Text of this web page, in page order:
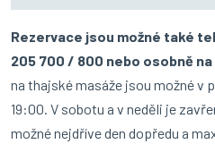
Rezervace jsou možné také
205 700 / 800 nebo osobně
na thajské masáže jsou možné v
19:00. V sobotu a v neděli je
možné nejdříve den dopředu a